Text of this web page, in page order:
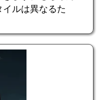
ルは異なるた